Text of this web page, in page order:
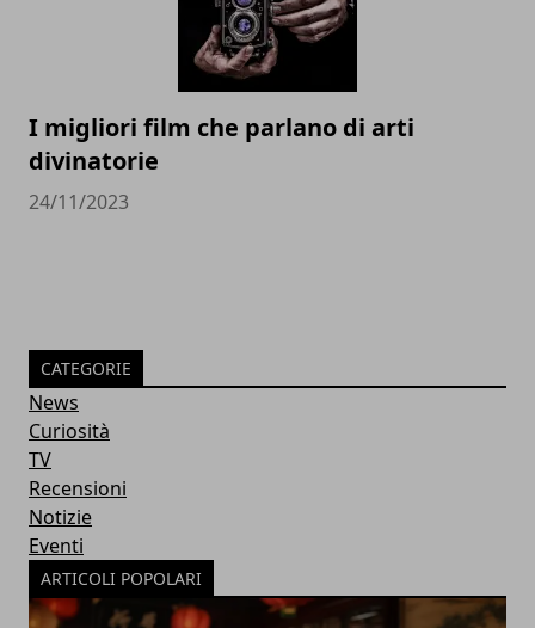
I migliori film che parlano di arti
divinatorie
24/11/2023
CATEGORIE
News
Curiosità
TV
Recensioni
Notizie
Eventi
ARTICOLI POPOLARI